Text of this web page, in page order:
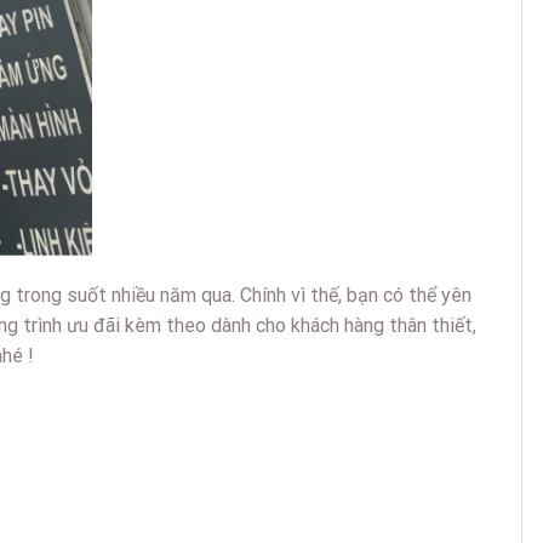
suốt nhiều năm qua. Chính vì thế, bạn có thể yên
trình ưu đãi kèm theo dành cho khách hàng thân thiết,
!